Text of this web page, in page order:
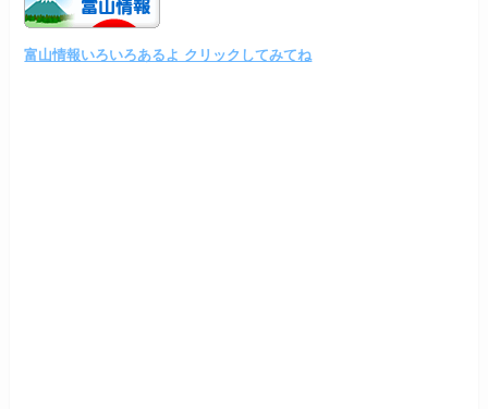
富山情報いろいろあるよ クリックしてみてね